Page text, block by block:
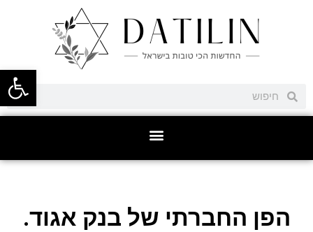
פתח
הפן החברתי של בנק אגוד.